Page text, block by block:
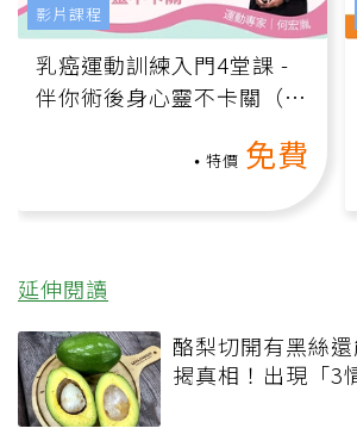
乳癌運動訓練入門4堂課 -
伴你術後身心靈不卡關（線
特價 免費
影片課程
延伸閱讀
酪梨切開有黑絲
揭真相！出現「3